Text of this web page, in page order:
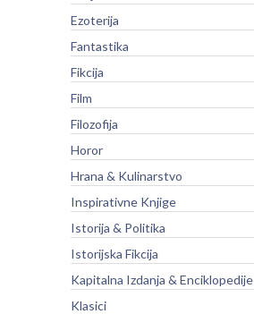
Ezoterija
Fantastika
Fikcija
Film
Filozofija
Horor
Hrana & Kulinarstvo
Inspirativne Knjige
Istorija & Politika
Istorijska Fikcija
Kapitalna Izdanja & Enciklopedije
Klasici